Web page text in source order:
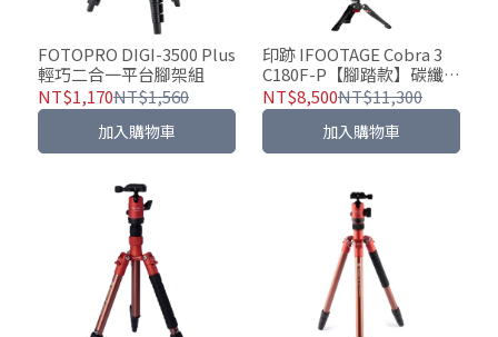
FOTOPRO DIGI-3500 Plus
輕巧二合一平台腳架組
NT$1,170NT$1,560
加入購物車
印跡 IFOOTAGE Cobra 3
C180F-P【腳踏款】碳纖維
扳扣式單腳架
NT$8,500NT$11,300
加入購物車